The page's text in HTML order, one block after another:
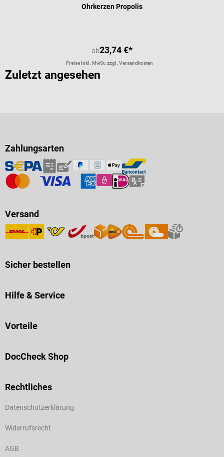
Ohrkerzen Propolis
ab23,74 €*
Preise inkl. MwSt. zzgl. Versandkosten
Zuletzt angesehen
Zahlungsarten
Versand
Sicher bestellen
Hilfe & Service
Vorteile
DocCheck Shop
Rechtliches
Datenschutzerklärung
Widerrufsrecht
AGB